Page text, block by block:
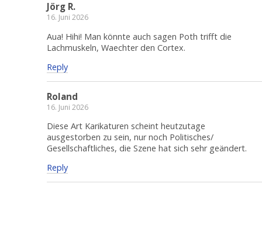
Jörg R.
16. Juni 2026
Aua! Hihi! Man könnte auch sagen Poth trifft die
Lachmuskeln, Waechter den Cortex.
Reply
Roland
16. Juni 2026
Diese Art Karikaturen scheint heutzutage
ausgestorben zu sein, nur noch Politisches/
Gesellschaftliches, die Szene hat sich sehr geändert.
Reply